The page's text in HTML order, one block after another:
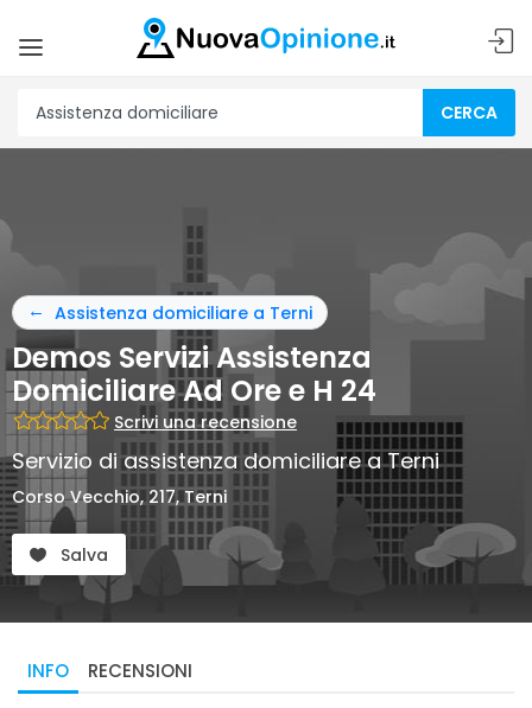
CERCA
Assistenza domiciliare a Terni
Demos Servizi Assistenza
Domiciliare Ad Ore e H 24
Scrivi una recensione
Servizio di assistenza domiciliare a Terni
Corso Vecchio, 217, Terni
Salva
INFO RECENSIONI